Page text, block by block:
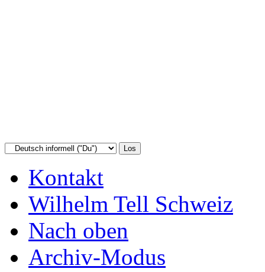
Kontakt
Wilhelm Tell Schweiz
Nach oben
Archiv-Modus